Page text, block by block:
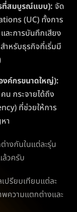
ที่สมบูรณ์แบบ): จัด
(UC) ทั้งการ
ละการบันทึกเสียง
ำหรับธุรกิจที่เริ่มมี
ค์กรขนาดใหญ่):
น กระจายได้ถึง
ที่ช่วยให้การ
า
างกันในแต่ละรุ่น
วครับ
ปรียบเทียบแต่ละ
ความแตกต่างและ